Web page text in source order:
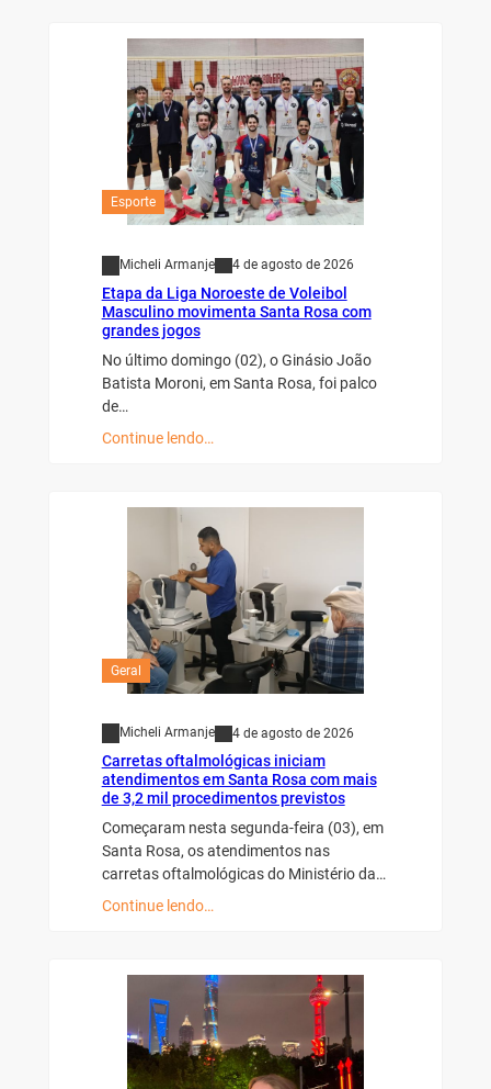
Esporte
Micheli Armanje 4 de agosto de 2026
Etapa da Liga Noroeste de Voleibol
Masculino movimenta Santa Rosa com
grandes jogos
No último domingo (02), o Ginásio João
Batista Moroni, em Santa Rosa, foi palco
de…
Continue lendo…
Geral
Micheli Armanje 4 de agosto de 2026
Carretas oftalmológicas iniciam
atendimentos em Santa Rosa com mais
de 3,2 mil procedimentos previstos
Começaram nesta segunda-feira (03), em
Santa Rosa, os atendimentos nas
carretas oftalmológicas do Ministério da…
Continue lendo…